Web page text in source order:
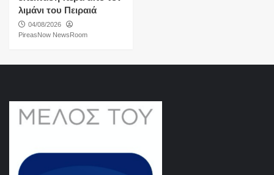
λιμάνι του Πειραιά
04/08/2026
PireasNow NewsRoom